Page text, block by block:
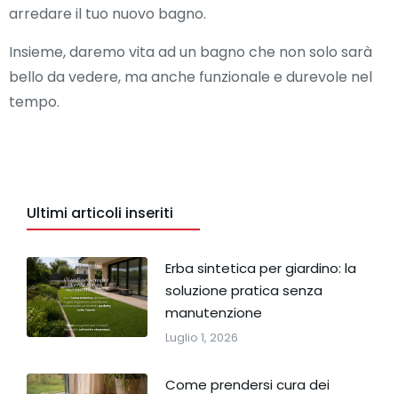
arredare il tuo nuovo bagno.
Insieme, daremo vita ad un bagno che non solo sarà
bello da vedere, ma anche funzionale e durevole nel
tempo.
Ultimi articoli inseriti
Erba sintetica per giardino: la
soluzione pratica senza
manutenzione
Luglio 1, 2026
Come prendersi cura dei